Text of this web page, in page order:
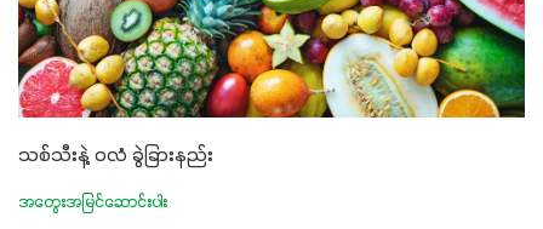
သစ်သီးနဲ့ ဝလံ ခွဲခြားနည်း
အတွေးအမြင်ဆောင်းပါး